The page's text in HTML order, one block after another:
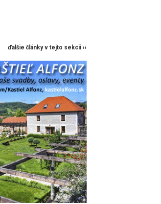
ďalšie články v tejto sekcii ››